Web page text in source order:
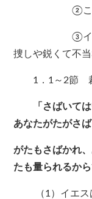
②これは、
③イエスが
捜しや鋭くて不
1．1～2節 裁
「さばいて
あなたがたがさ
がたもさばかれ
たも量られるから
（1）イエ